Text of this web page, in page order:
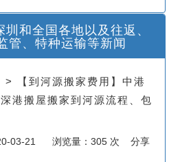
和全国各地以及往返、
管、特种运输等新闻
> 【到河源搬家费用】中港
港搬屋搬家到河源流程、包
03-21 浏览量：305 次 分享